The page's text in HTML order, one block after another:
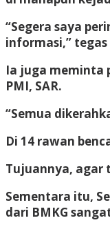
“Segera saya
informasi,” tegas
Ia juga meminta
PMI, SAR.
“Semua
Di 14 rawan
Tujuannya, agar
Sementara itu,
dari BMKG